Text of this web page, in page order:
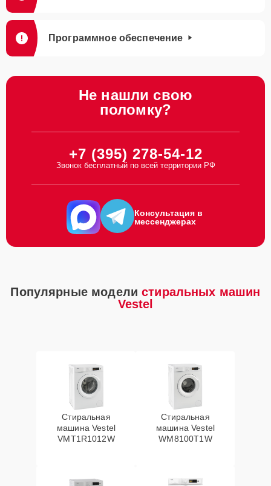
Программное обеспечение
Не нашли свою
поломку?
+7 (395) 278-54-12
Звонок бесплатный по всей территории РФ
Консультация в
мессенджерах
Популярные моделистиральных машин
Vestel
Стиральная
машина Vestel
VMT1R1012W
Стиральная
машина Vestel
WM8100T1W